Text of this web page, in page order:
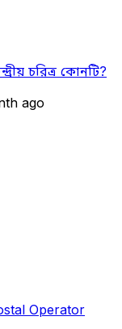
চরিত্র কোনটি?
ago
Operator